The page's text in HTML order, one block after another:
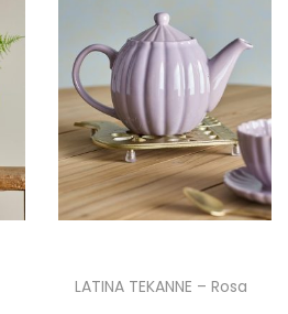
LATINA TEKANNE – Rosa